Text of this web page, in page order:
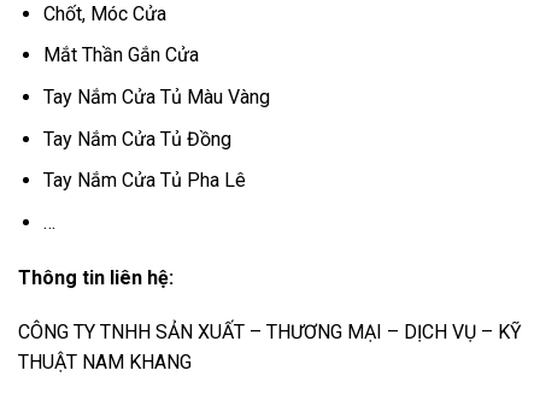
Chốt, Móc Cửa
Mắt Thần Gắn Cửa
Tay Nắm Cửa Tủ Màu Vàng
Tay Nắm Cửa Tủ Đồng
Tay Nắm Cửa Tủ Pha Lê
…
Thông tin liên hệ:
CÔNG TY TNHH SẢN XUẤT – THƯƠNG MẠI – DỊCH VỤ – KỸ
THUẬT NAM KHANG